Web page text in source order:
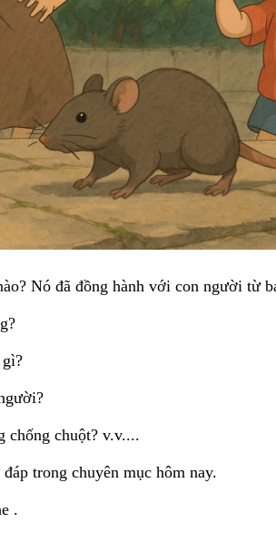
Nó đã đồng hành với con người từ
chống chuột? v.v....
trong chuyên mục hôm nay.
.